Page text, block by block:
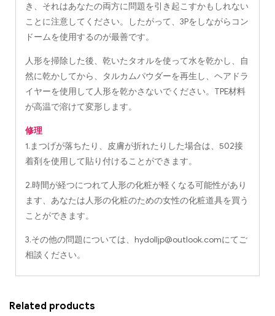
き、それはあなたの両方に問題を引き起こすかもしれない
ことに注意してください。したがって、3Pをしながらコン
ドームを使用するのが最善です。
人形を掃除した後、乾いたタオルを使って水を乾かし、自
然に乾かしてから、タルカムパウダーを再生し、ヘアドラ
イヤーを使用して人形を乾かさないでください。TPE材料
が高温で溶けて変形します。
修理
1.まつげが落ちたり、皮膚が折れたりした場合は、502接
着剤を使用して貼り付けることができます。
2.時間が経つにつれて人形の化粧が軽くなる可能性があり
ます、あなたは人形の化粧のための女性の化粧道具を買う
ことができます。
3.その他の問題については、 hydolljp@outlook.comにてご
相談ください。
Related products